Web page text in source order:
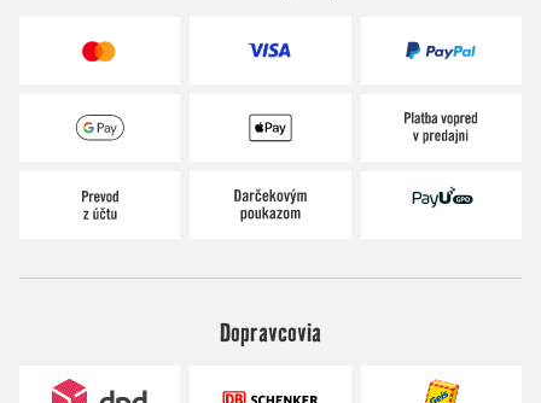
Dopravcovia